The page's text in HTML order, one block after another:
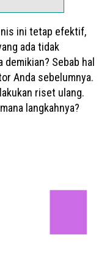
ini tetap efektif,
ada tidak
Sebab hal
Anda sebelumnya.
riset ulang.
langkahnya?